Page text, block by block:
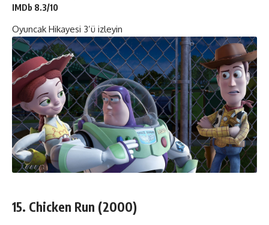
IMDb 8.3/10
Oyuncak Hikayesi 3’ü izleyin
15. Chicken Run (2000)